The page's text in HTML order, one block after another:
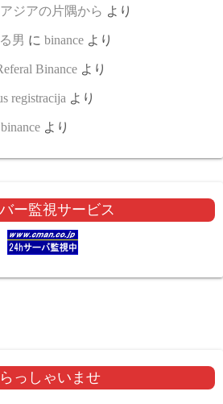
ジアの片隅から より
男 に binance より
Binance より
registracija より
より
ー監視サービス
っしゃいませ